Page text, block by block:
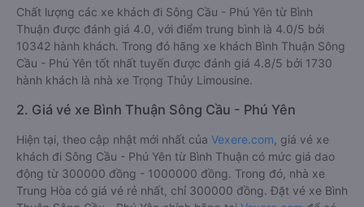
Đúng giờ, Chất lượng phục vụ trênVexere.com. Đánh giá này
được viết trực tiếp bởi các khách hàng đã trải nghiệm các
hãng Xe Bình Thuận đi Sông Cầu - Phú Yên.
Chất lượng các xe khách đi Sông Cầu - Phú Yên từ Bình
Thuận được đánh giá 4.0, với điểm trung bình là 4.0/5 bởi
10342 hành khách. Trong đó hãng xe khách Bình Thuận Sông
Cầu - Phú Yên tốt nhất tuyến được đánh giá 4.8/5 bởi 1730
hành khách là nhà xe Trọng Thủy Limousine.
2. Giá vé xe Bình Thuận Sông Cầu - Phú Yên
Hiện tại, theo cập nhật mới nhất củaVexere.com, giá vé xe